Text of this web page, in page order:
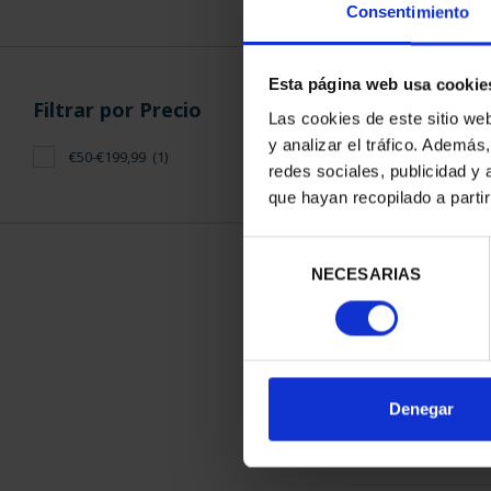
Consentimiento
Esta página web usa
Las cookies de este sitio
y analizar el tráfico.
redes sociales, publicidad y
que hayan recopilado a
consentimiento
NECESARIAS
Denegar
Filtrar por Precio
€50-€199,99 (1)
CIUDADES
ORDENAR POR: